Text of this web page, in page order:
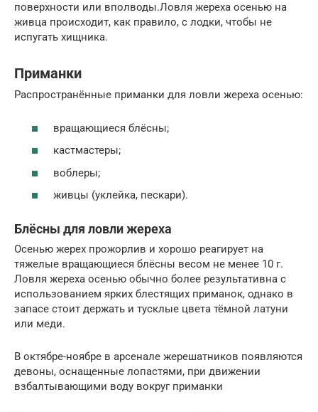
поверхности или вполводы.Ловля жереха осенью на
живца происходит, как правило, с лодки, чтобы не
испугать хищника.
Приманки
Распространённые приманки для ловли жереха осенью:
вращающиеся блёсны;
кастмастеры;
воблеры;
живцы (уклейка, пескари).
Блёсны для ловли жереха
Осенью жерех прожорлив и хорошо реагирует на
тяжелые вращающиеся блёсны весом не менее 10 г.
Ловля жереха осенью обычно более результативна с
использованием ярких блестящих приманок, однако в
запасе стоит держать и тусклые цвета тёмной латуни
или меди.
В октябре-ноябре в арсенале жерешатников появляются
девоны, оснащенные лопастями, при движении
взбалтывающими воду вокруг приманки